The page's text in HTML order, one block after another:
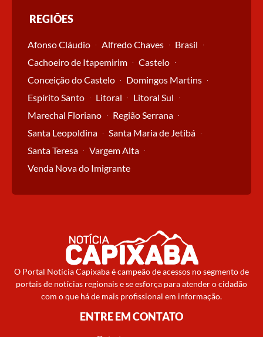
REGIÕES
Afonso Cláudio Alfredo Chaves
Brasil
Cachoeiro de Itapemirim
Castelo
Conceição do Castelo
Domingos Martins
Espírito Santo
Litoral
Litoral Sul
Marechal Floriano
Região Serrana
Santa Leopoldina
Santa Maria de Jetibá
Santa Teresa
Vargem Alta
Venda Nova do Imigrante
O Portal Notícia Capixaba é campeão de acessos no segmento de
portais de notícias regionais e se esforça para atender o cidadão
com o que há de mais profissional em informação.
ENTRE EM CONTATO